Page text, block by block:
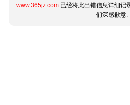
www.365jz.com 已经将此出错信息详细记
们深感歉意.